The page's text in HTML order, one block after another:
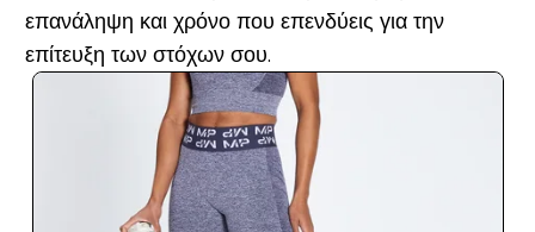
επανάληψη και χρόνο που επενδύεις για την
επίτευξη των στόχων σου.